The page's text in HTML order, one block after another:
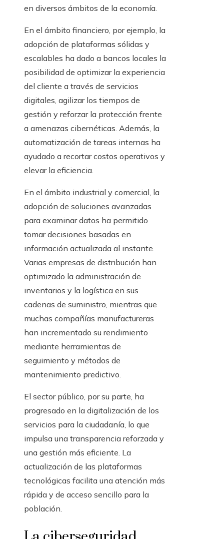
en diversos ámbitos de la economía.
En el ámbito financiero, por ejemplo, la
adopción de plataformas sólidas y
escalables ha dado a bancos locales la
posibilidad de optimizar la experiencia
del cliente a través de servicios
digitales, agilizar los tiempos de
gestión y reforzar la protección frente
a amenazas cibernéticas. Además, la
automatización de tareas internas ha
ayudado a recortar costos operativos y
elevar la eficiencia.
En el ámbito industrial y comercial, la
adopción de soluciones avanzadas
para examinar datos ha permitido
tomar decisiones basadas en
información actualizada al instante.
Varias empresas de distribución han
optimizado la administración de
inventarios y la logística en sus
cadenas de suministro, mientras que
muchas compañías manufactureras
han incrementado su rendimiento
mediante herramientas de
seguimiento y métodos de
mantenimiento predictivo.
El sector público, por su parte, ha
progresado en la digitalización de los
servicios para la ciudadanía, lo que
impulsa una transparencia reforzada y
una gestión más eficiente. La
actualización de las plataformas
tecnológicas facilita una atención más
rápida y de acceso sencillo para la
población.